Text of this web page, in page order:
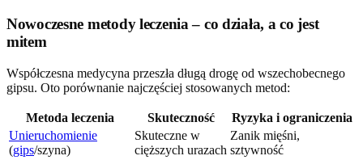
Nowoczesne metody leczenia – co działa, a co jest
mitem
Współczesna medycyna przeszła długą drogę od wszechobecnego
gipsu. Oto porównanie najczęściej stosowanych metod:
Metoda leczenia Skuteczność
Ryzyka i ograniczenia
Unieruchomienie
(gips/szyna)
Skuteczne w
cięższych urazach
Zanik mięśni,
sztywność